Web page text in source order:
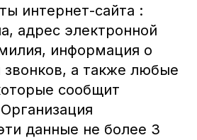
интернет-сайта :
адрес электронной
информация о
звонков, а также любые
сообщит
данные не более 3